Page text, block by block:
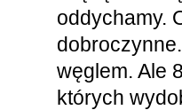
oddychamy.
węglem. Ale
których